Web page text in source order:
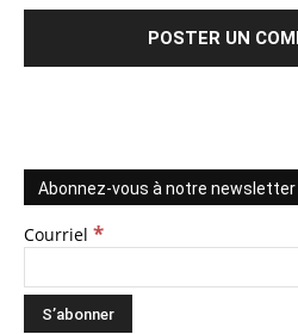
Abonnez-vous à notre newsletter
Courriel *